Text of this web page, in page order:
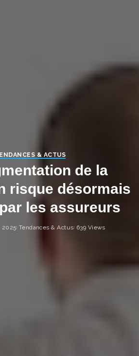
& ACTUS
de la
risque désormais
les assureurs
2025 Tendances & Actus 639 Views